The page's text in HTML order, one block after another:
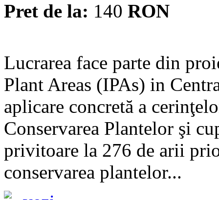
Pret de la: 140 RON
Lucrarea face parte din
Plant Areas (IPAs) in
aplicare concretă a
Conservarea Plantelor şi
privitoare la 276 de arii
conservarea plantelor...